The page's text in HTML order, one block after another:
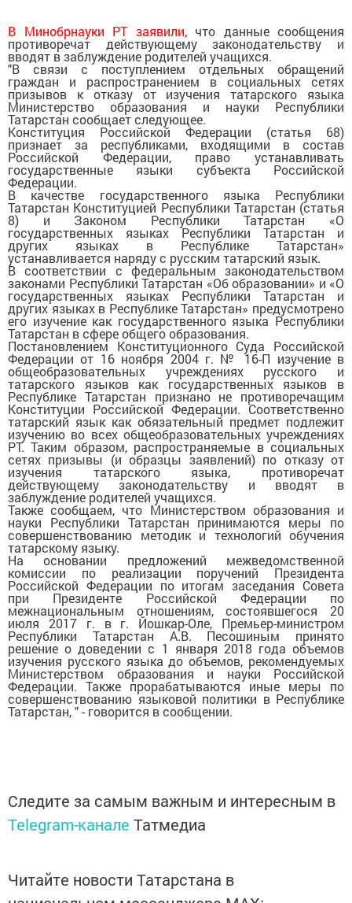
В Минобрнауки РТ заявили,что данные сообщения
противоречат действующему законодательству и
вводят в заблуждение родителей учащихся.
"В связи с поступлением отдельных обращений
граждан и распространением в социальных сетях
призывов к отказу от изучения татарского языка
Министерство образования и науки Республики
Татарстан сообщает следующее.
Конституция Российской Федерации (статья 68)
признает за республиками, входящими в состав
Российской Федерации, право устанавливать
государственные языки субъекта Российской
Федерации.
В качестве государственного языка Республики
Татарстан Конституцией Республики Татарстан (статья
8) и Законом Республики Татарстан «О
государственных языках Республики Татарстан и
других языках в Республике Татарстан»
устанавливается наряду с русским татарский язык.
В соответствии с федеральным законодательством
законами Республики Татарстан «Об образовании» и «О
государственных языках Республики Татарстан и
других языках в Республике Татарстан» предусмотрено
его изучение как государственного языка Республики
Татарстан в сфере общего образования.
Постановлением Конституционного Суда Российской
Федерации от 16 ноября 2004 г. № 16-П изучение в
общеобразовательных учреждениях русского и
татарского языков как государственных языков в
Республике Татарстан признано не противоречащим
Конституции Российской Федерации. Соответственно
татарский язык как обязательный предмет подлежит
изучению во всех общеобразовательных учреждениях
РТ. Таким образом, распространяемые в социальных
сетях призывы (и образцы заявлений) по отказу от
изучения татарского языка, противоречат
действующему законодательству и вводят в
заблуждение родителей учащихся.
Также сообщаем, что Министерством образования и
науки Республики Татарстан принимаются меры по
совершенствованию методик и технологий обучения
татарскому языку.
На основании предложений межведомственной
комиссии по реализации поручений Президента
Российской Федерации по итогам заседания Совета
при Президенте Российской Федерации по
межнациональным отношениям, состоявшегося 20
июля 2017 г. в г. Йошкар-Оле, Премьер-министром
Республики Татарстан А.В. Песошиным принято
решение о доведении с 1 января 2018 года объемов
изучения русского языка до объемов, рекомендуемых
Министерством образования и науки Российской
Федерации. Также прорабатываются иные меры по
совершенствованию языковой политики в Республике
Татарстан, " - говорится в сообщении.
Следите за самым важным и интересным в
Telegram-канале Татмедиа
Читайте новости Татарстана в